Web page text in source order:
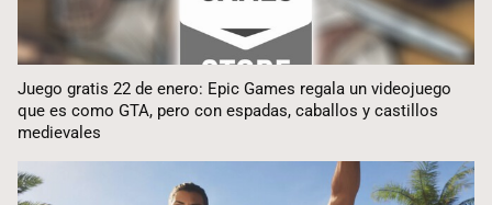
Juego gratis 22 de enero: Epic Games regala un videojuego
que es como GTA, pero con espadas, caballos y castillos
medievales